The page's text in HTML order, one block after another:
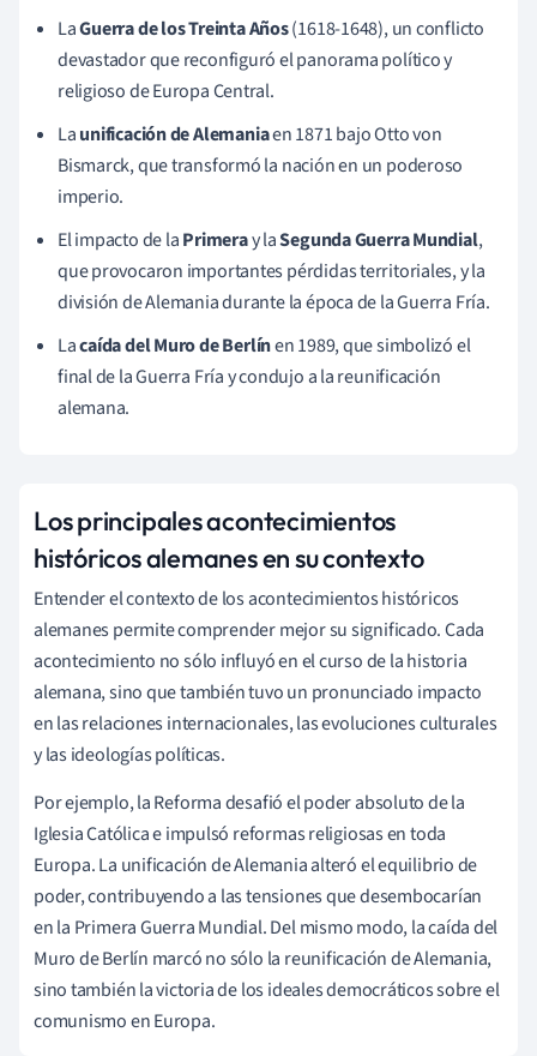
LaGuerra de los Treinta Años(1618-1648), un conflicto
devastador que reconfiguró el panorama político y
religioso de Europa Central.
Launificación de Alemaniaen 1871 bajo Otto von
Bismarck, que transformó la nación en un poderoso
imperio.
El impacto de laPrimeray laSegunda Guerra Mundial,
que provocaron importantes pérdidas territoriales, y la
división de Alemania durante la época de la Guerra Fría.
Lacaída del Muro de Berlínen 1989, que simbolizó el
final de la Guerra Fría y condujo a la reunificación
alemana.
Los principales acontecimientos
históricos alemanes en su contexto
Entender el contexto de los acontecimientos históricos
alemanes permite comprender mejor su significado. Cada
acontecimiento no sólo influyó en el curso de la historia
alemana, sino que también tuvo un pronunciado impacto
en las relaciones internacionales, las evoluciones culturales
y las ideologías políticas.
Por ejemplo, la Reforma desafió el poder absoluto de la
Iglesia Católica e impulsó reformas religiosas en toda
Europa. La unificación de Alemania alteró el equilibrio de
poder, contribuyendo a las tensiones que desembocarían
en la Primera Guerra Mundial. Del mismo modo, la caída del
Muro de Berlín marcó no sólo la reunificación de Alemania,
sino también la victoria de los ideales democráticos sobre el
comunismo en Europa.